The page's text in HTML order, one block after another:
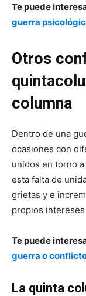
Te puede
guerra
Otros
columna
Dentro de una
ocasiones con
unidos en torno
esta falta de
grietas y e
propios
Te puede
guerra o
La quinta